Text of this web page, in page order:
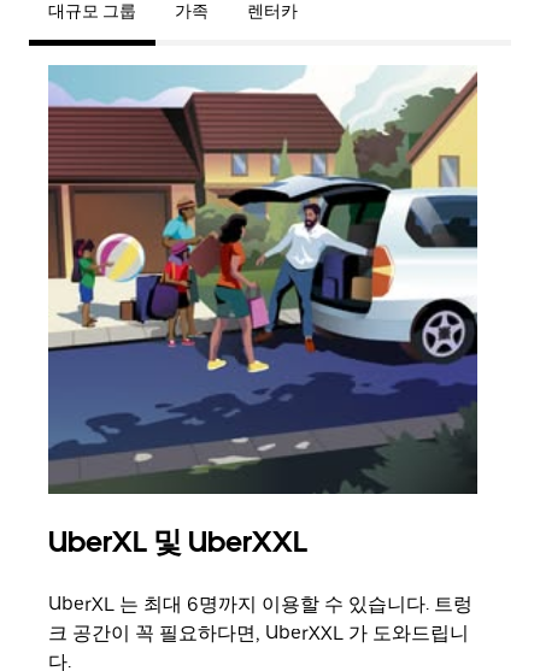
대규모 그룹 가족 렌터카
UberXL 및 UberXXL
UberXL 는 최대 6명까지 이용할 수 있습니다. 트렁
크 공간이 꼭 필요하다면, UberXXL 가 도와드립니
다.